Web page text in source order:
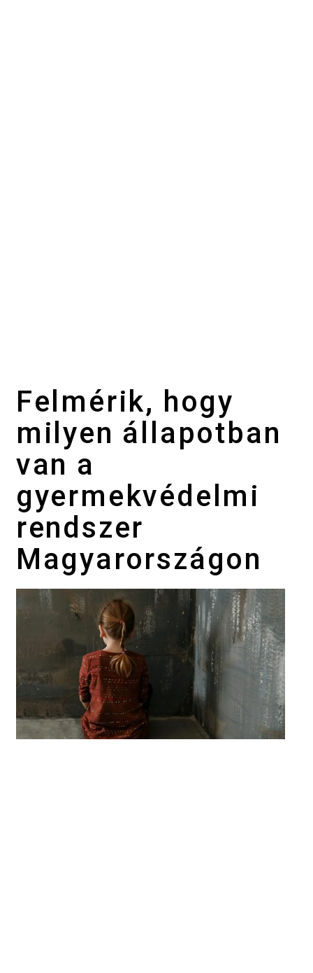
Felmérik, hogy
milyen állapotban
van a
gyermekvédelmi
rendszer
Magyarországon